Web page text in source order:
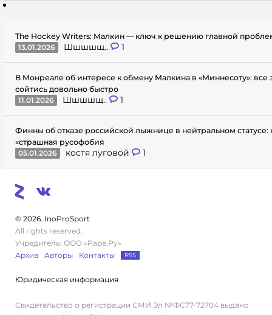
The Hockey Writers: Малкин — ключ к решению главной
13.01.2026
Шшшшщ.. 1
В Монреале об интересе к обмену Малкина в «Миннесоту»: все
сойтись довольно быстро
11.01.2026
Шшшшщ.. 1
Финны об отказе российской лыжнице в нейтральном статусе:
«страшная русофобия
05.01.2026
костя луговой 1
© 2026. InoProSport
All rights reserved.
Учредитель: ООО «Раре.Ру»
Архив
Авторы Контакты RSS
Юридическая информация
Свидетельство о регистрации СМИ Эл №ФС77-72704 выдано